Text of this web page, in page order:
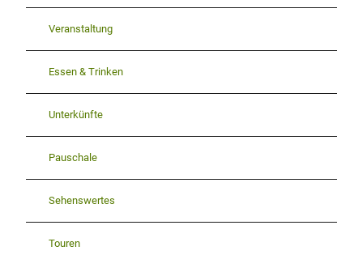
Veranstaltung
Essen & Trinken
Unterkünfte
Pauschale
Sehenswertes
Touren